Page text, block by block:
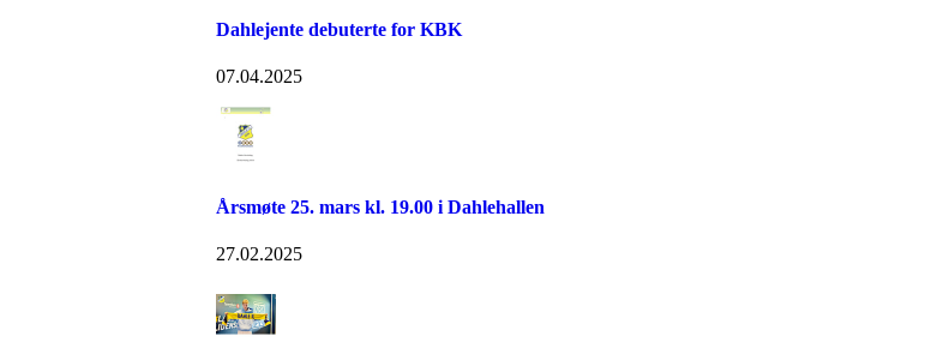
Dahlejente debuterte for KBK
07.04.2025
Årsmøte 25. mars kl. 19.00 i Dahlehallen
27.02.2025